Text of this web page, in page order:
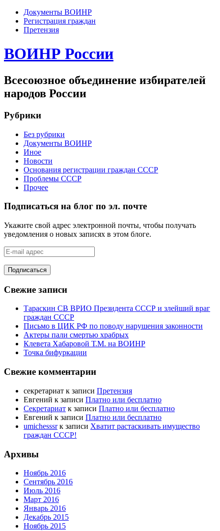
Документы ВОИНР
Регистрация граждан
Претензия
ВОИНР России
Всесоюзное объединение избирателей
народов России
Рубрики
Без рубрики
Документы ВОИНР
Иное
Новости
Основания регистрации граждан СССР
Проблемы СССР
Прочее
Подписаться на блог по эл. почте
Укажите свой адрес электронной почты, чтобы получать
уведомления о новых записях в этом блоге.
E-
mail
адрес
Свежие записи
Тараскин СВ ВРИО Президента СССР и злейший враг
граждан СССР
Письмо в ЦИК РФ по поводу нарушения законности
Актеры пали смертью храбрых
Клевета Хабаровой Т.М. на ВОИНР
Точка бифуркации
Свежие комментарии
секретариат к записи Претензия
Евгений к записи Платно или бесплатно
Секретариат к записи Платно или бесплатно
Евгений к записи Платно или бесплатно
umichesssrк записи Хватит растаскивать имущество
граждан СССР!
Архивы
Ноябрь 2016
Сентябрь 2016
Июль 2016
Март 2016
Январь 2016
Декабрь 2015
Ноябрь 2015